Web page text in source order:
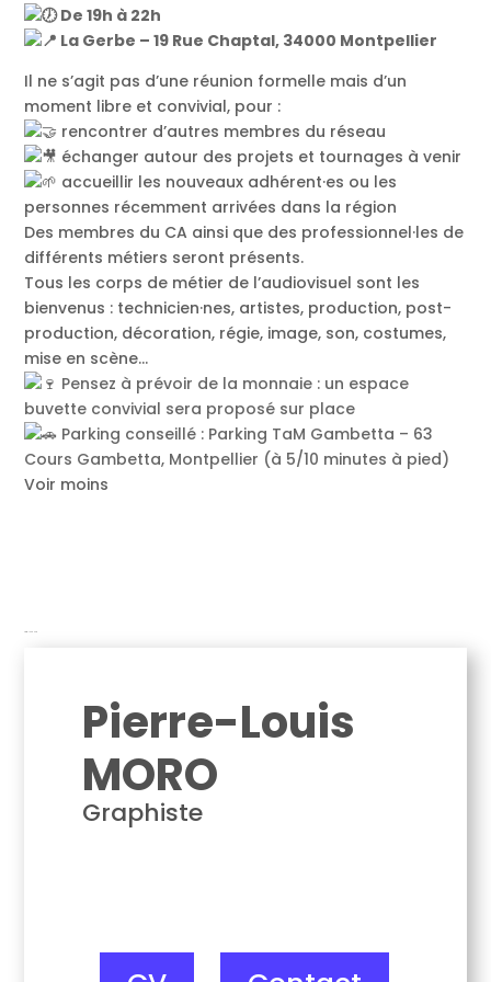
De 19h à 22h
La Gerbe – 19 Rue Chaptal, 34000 Montpellier
Il ne s’agit pas d’une réunion formelle mais d’un
moment libre et convivial, pour :
rencontrer d’autres membres du réseau
échanger autour des projets et tournages à venir
accueillir les nouveaux adhérent·es ou les
personnes récemment arrivées dans la région
Des membres du CA ainsi que des professionnel·les de
différents métiers seront présents.
Tous les corps de métier de l’audiovisuel sont les
bienvenus : technicien·nes, artistes, production, post-
production, décoration, régie, image, son, costumes,
mise en scène…
Pensez à prévoir de la monnaie : un espace
buvette convivial sera proposé sur place
Parking conseillé : Parking TaM Gambetta – 63
Cours Gambetta, Montpellier (à 5/10 minutes à pied)
Voir moins
Pierre-Louis
MORO
Graphiste